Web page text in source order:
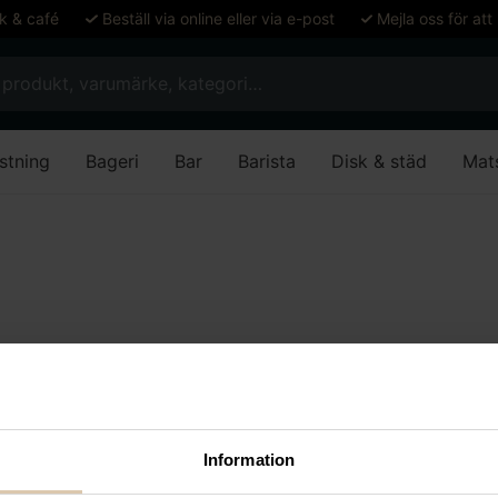
Information
& café Beställ via online eller via e-post Mejla oss för att
Bageri Bar Barista Disk & städ
som motsvarar ditt val.